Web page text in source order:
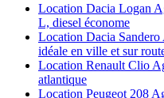
Location Dacia Logan
L, diesel économe
Location Dacia
idéale en ville et sur
Location Renault Clio
atlantique
Location Peugeot 208